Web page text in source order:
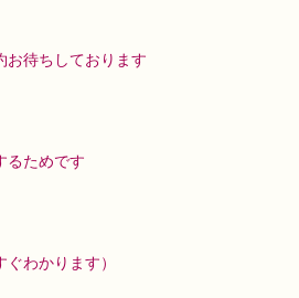
お待ちしております
るためです
わかります）